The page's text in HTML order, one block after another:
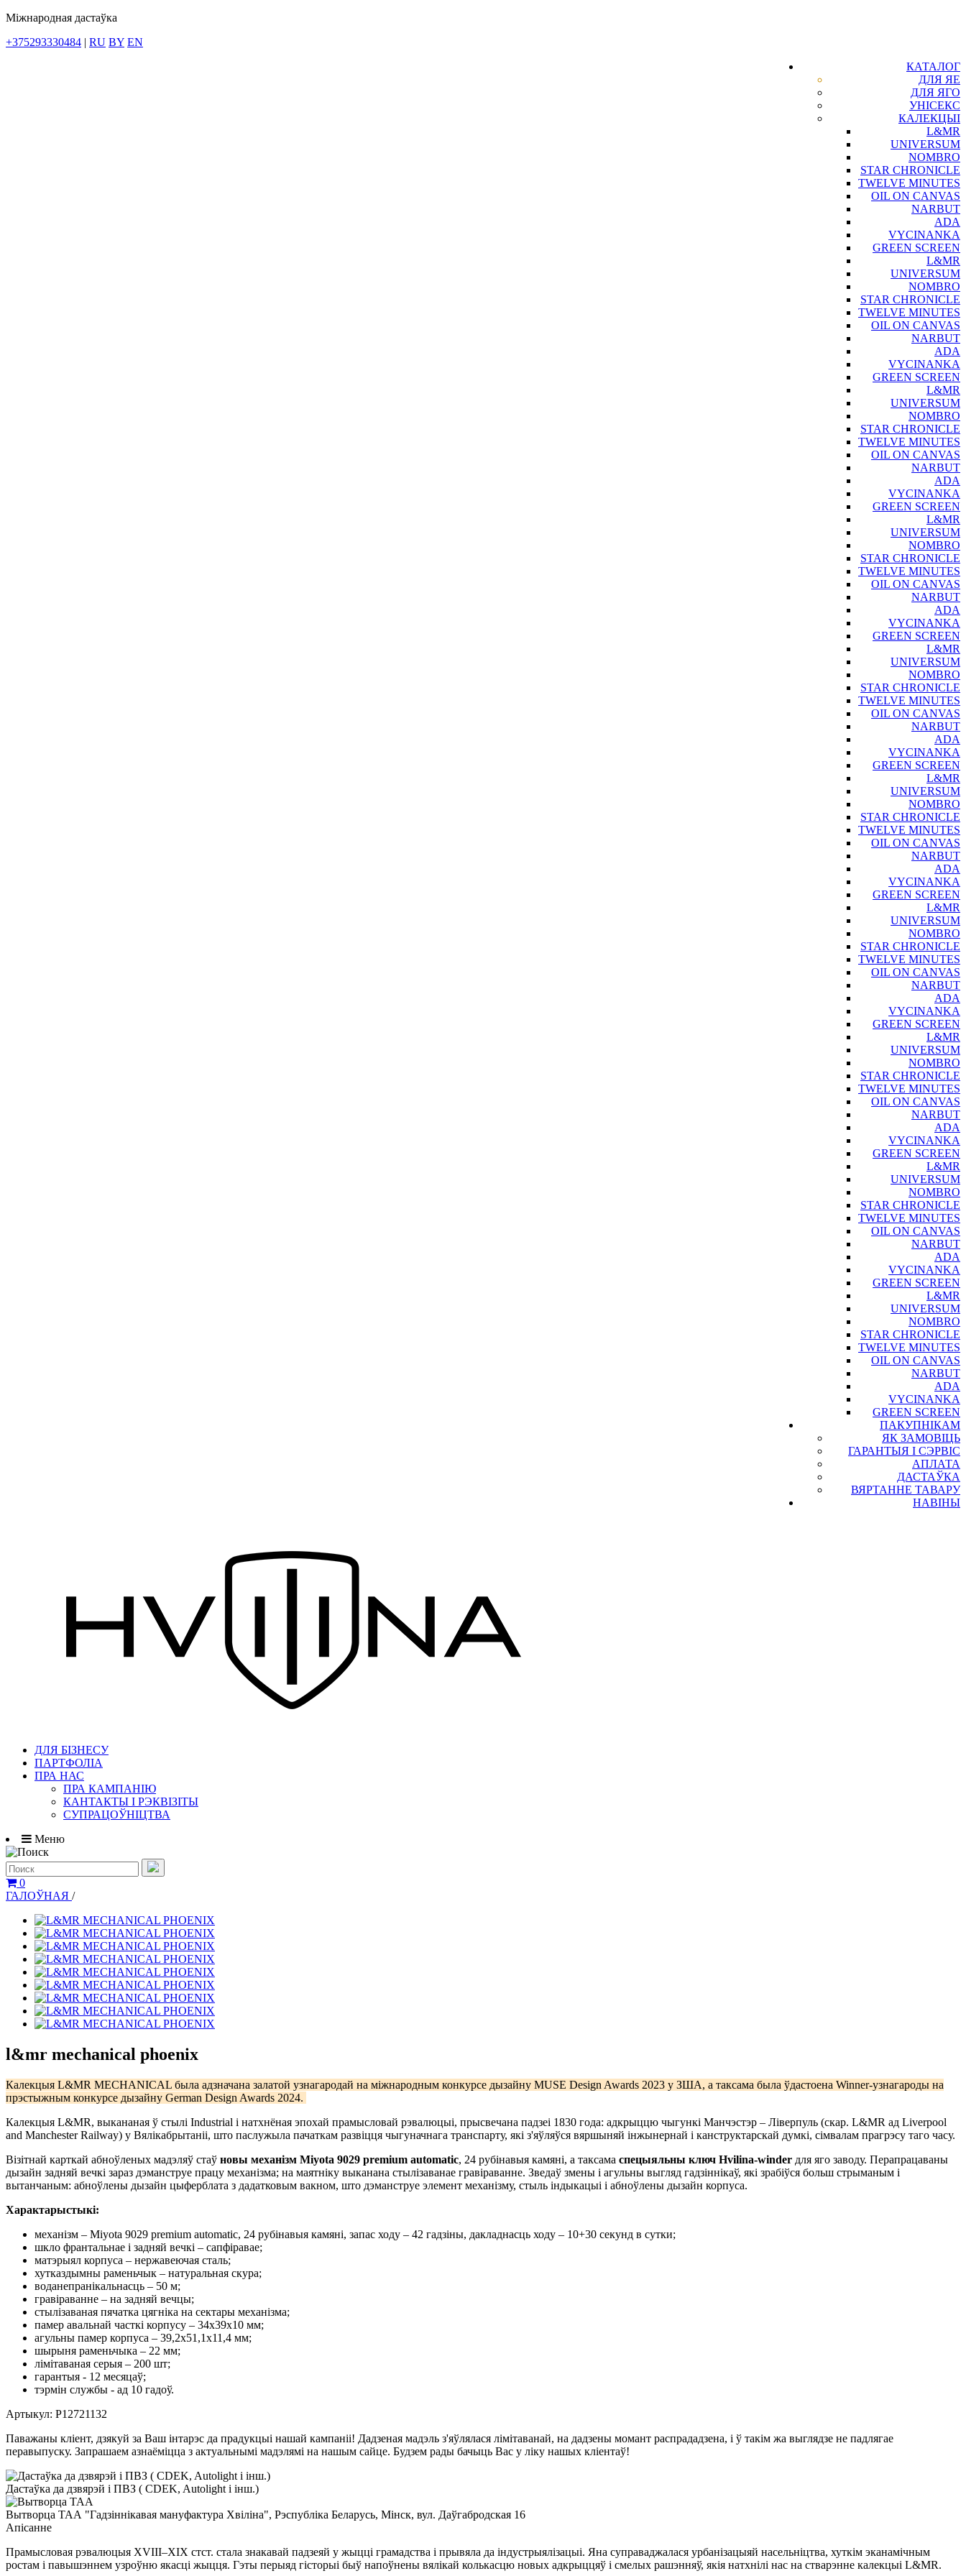
Міжнародная дастаўка
+375293330484 | RU BY EN
КАТАЛОГ
ДЛЯ ЯЕ
ДЛЯ ЯГО
УНІСЕКС
КАЛЕКЦЫІ
L&MR
UNIVERSUM
NOMBRO
STAR CHRONICLE
TWELVE MINUTES
OIL ON CANVAS
NARBUT
ADA
VYCINANKA
GREEN SCREEN
L&MR
UNIVERSUM
NOMBRO
STAR CHRONICLE
TWELVE MINUTES
OIL ON CANVAS
NARBUT
ADA
VYCINANKA
GREEN SCREEN
L&MR
UNIVERSUM
NOMBRO
STAR CHRONICLE
TWELVE MINUTES
OIL ON CANVAS
NARBUT
ADA
VYCINANKA
GREEN SCREEN
L&MR
UNIVERSUM
NOMBRO
STAR CHRONICLE
TWELVE MINUTES
OIL ON CANVAS
NARBUT
ADA
VYCINANKA
GREEN SCREEN
L&MR
UNIVERSUM
NOMBRO
STAR CHRONICLE
TWELVE MINUTES
OIL ON CANVAS
NARBUT
ADA
VYCINANKA
GREEN SCREEN
L&MR
UNIVERSUM
NOMBRO
STAR CHRONICLE
TWELVE MINUTES
OIL ON CANVAS
NARBUT
ADA
VYCINANKA
GREEN SCREEN
L&MR
UNIVERSUM
NOMBRO
STAR CHRONICLE
TWELVE MINUTES
OIL ON CANVAS
NARBUT
ADA
VYCINANKA
GREEN SCREEN
L&MR
UNIVERSUM
NOMBRO
STAR CHRONICLE
TWELVE MINUTES
OIL ON CANVAS
NARBUT
ADA
VYCINANKA
GREEN SCREEN
L&MR
UNIVERSUM
NOMBRO
STAR CHRONICLE
TWELVE MINUTES
OIL ON CANVAS
NARBUT
ADA
VYCINANKA
GREEN SCREEN
L&MR
UNIVERSUM
NOMBRO
STAR CHRONICLE
TWELVE MINUTES
OIL ON CANVAS
NARBUT
ADA
VYCINANKA
GREEN SCREEN
ПАКУПНІКАМ
ЯК ЗАМОВІЦЬ
ГАРАНТЫЯ І СЭРВІС
АПЛАТА
ДАСТАЎКА
ВЯРТАННЕ ТАВАРУ
НАВІНЫ
ДЛЯ БІЗНЕСУ
ПАРТФОЛІА
ПРА НАС
ПРА КАМПАНІЮ
КАНТАКТЫ І РЭКВІЗІТЫ
СУПРАЦОЎНІЦТВА
Меню
0
ГАЛОЎНАЯ /
l&mr mechanical phoenix
Калекцыя L&MR MECHANICAL была адзначана залатой узнагародай на міжнародным конкурсе дызайну MUSE Design Awards 2023 у ЗША, а таксама была ўдастоена Winner-узнагароды на
прэстыжным конкурсе дызайну German Design Awards 2024.
Калекцыя L&MR, выкананая ў стылі Industrial і натхнёная эпохай прамысловай рэвалюцыі, прысвечана падзеі 1830 года: адкрыццю чыгункі Манчэстэр – Ліверпуль (скар. L&MR ад Liverpool
and Manchester Railway) у Вялікабрытаніі, што паслужыла пачаткам развіцця чыгуначнага транспарту, які з'яўляўся вяршыняй інжынернай і канструктарскай думкі, сімвалам прагрэсу таго часу.
Візітнай карткай абноўленых мадэляў стаў новы механізм Miyota 9029 premium automatic, 24 рубінавыя камяні, а таксама спецыяльны ключ Hvilina-winder для яго заводу. Перапрацаваны
дызайн задняй вечкі зараз дэманструе працу механізма; на маятніку выканана стылізаванае гравіраванне. Зведаў змены і агульны выгляд гадзіннікаў, які зрабіўся больш стрыманым і
вытанчаным: абноўлены дызайн цыферблата з дадатковым вакном, што дэманструе элемент механізму, стыль індыкацыі і абноўлены дызайн корпуса.
Характарыстыкі:
механізм – Miyota 9029 premium automatic, 24 рубінавыя камяні, запас ходу – 42 гадзіны, дакладнасць ходу – 10+30 секунд в сутки;
шкло франтальнае і задняй вечкі – сапфіравае;
матэрыял корпуса – нержавеючая сталь;
хутказдымны раменьчык – натуральная скура;
воданепранікальнасць – 50 м;
гравіраванне – на задняй вечцы;
стылізаваная пячатка цягніка на сектары механізма;
памер авальнай часткі корпусу – 34х39х10 мм;
агульны памер корпуса – 39,2х51,1х11,4 мм;
шырыня раменьчыка – 22 мм;
лімітаваная серыя – 200 шт;
гарантыя - 12 месяцаў;
тэрмін службы - ад 10 гадоў.
Артыкул: P12721132
Паважаны кліент, дзякуй за Ваш інтарэс да прадукцыі нашай кампаніі! Дадзеная мадэль з'яўлялася лімітаванай, на дадзены момант распрададзена, і ў такім жа выглядзе не падлягае
перавыпуску. Запрашаем азнаёміцца ​​з актуальнымі мадэлямі на нашым сайце. Будзем рады бачыць Вас у ліку нашых кліентаў!
Дастаўка да дзвярэй і ПВЗ ( CDEK, Autolight і інш.)
Вытворца ТАА "Гадзіннікавая мануфактура Хвіліна", Рэспубліка Беларусь, Мінск, вул. Даўгабродская 16
Апiсанне
Прамысловая рэвалюцыя XVIII–XIX стст. стала знакавай падзеяй у жыцці грамадства і прывяла да індустрыялізацыі. Яна суправаджалася урбанізацыяй насельніцтва, хуткім эканамічным
ростам і павышэннем узроўню якасці жыцця. Гэты перыяд гісторыі быў напоўнены вялікай колькасцю новых адкрыццяў і смелых рашэнняў, якія натхнілі нас на стварэнне калекцыі L&MR.